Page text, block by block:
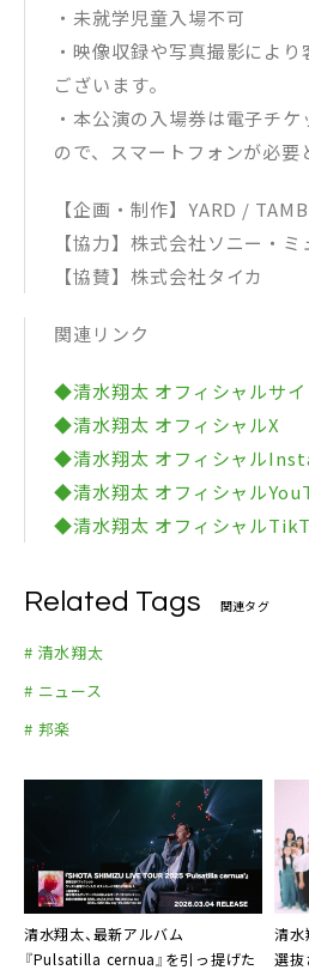
・未就学児童入場不可
・映像収録や写真撮影によ
ございます。
・本公演の入場券は電子チ
ので、スマートフォンが必要
【企画・制作】YARD /
【協力】株式会社ソニー・
【協賛】株式会社タイカ
関連リンク
◆清水翔太 オフィシャルサイ
◆清水翔太 オフィシャルX
◆清水翔太 オフィシャル
◆清水翔太 オフィシャル
◆清水翔太 オフィシャル
Related Tags 関連タグ
# 清水翔太
# ニュース
# 邦楽
清水翔太、最新アルバム
『Pulsatilla cernua』を引っ提げた
清水
選抜